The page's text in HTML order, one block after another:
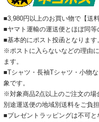
■3,980円以上のお買い物で【送
■ヤマト運輸の運送便とほぼ同等
■基本的にポスト投函となります
※ポストに入らないなどの理由
ます。
■Tシャツ・長袖Tシャツ・小物
象です。
※対象商品2点以上のご注文の場
別途運送便の地域別送料をご負
■プレゼントラッピングは不可と